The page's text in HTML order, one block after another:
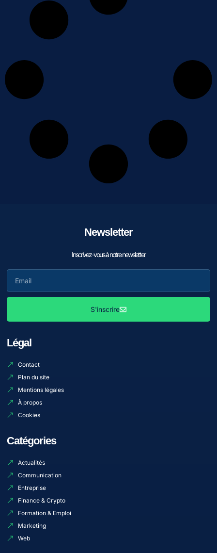
Newsletter
Inscrivez-vous à notre newsletter
S'inscrire
Légal
Contact
Plan du site
Mentions légales
À propos
Cookies
Catégories
Actualités
Communication
Entreprise
Finance & Crypto
Formation & Emploi
Marketing
Web